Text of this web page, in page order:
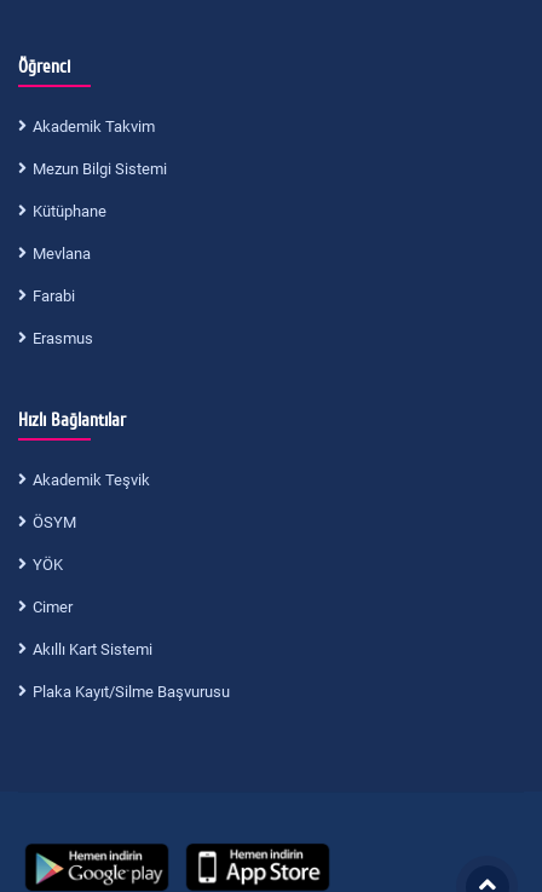
Öğrenci
Akademik Takvim
Mezun Bilgi Sistemi
Kütüphane
Mevlana
Farabi
Erasmus
Hızlı Bağlantılar
Akademik Teşvik
ÖSYM
YÖK
Cimer
Akıllı Kart Sistemi
Plaka Kayıt/Silme Başvurusu